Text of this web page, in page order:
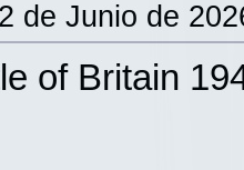
de Junio de
of Britain